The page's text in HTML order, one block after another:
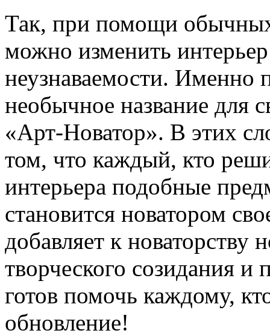
Так, при помощи
можно изменить
неузнаваемости. Именно
необычное название для
«Арт-Новатор». В этих
том, что каждый, кто
интерьера подобные
становится новатором
добавляет к новаторству
творческого созидания
готов помочь каждому,
обновление!